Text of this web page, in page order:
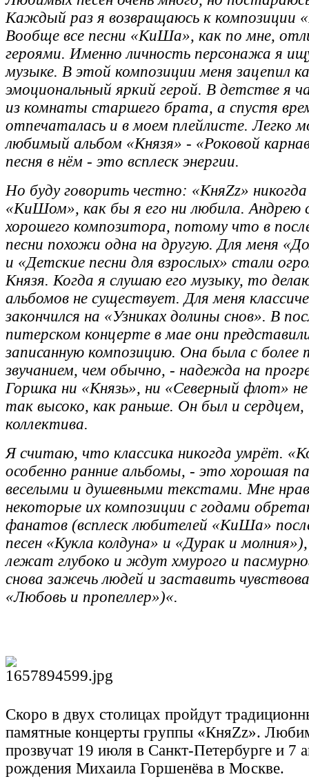
Каждый раз я возвращаюсь к композиции
Вообще все песни «КиШа», как по мне,
героями. Именно личность персонажа я
музыке. В этой композиции меня зацепил
эмоциональный яркий герой. В детстве я
из комнаты старшего брата, а спустя
отпечаталась и в моем плейлисте. Легко
любимый альбом «Князя» - «Роковой
песня в нём - это всплеск энергии.
Но буду говорить честно: «КняZz»
«КиШом», как бы я его ни любила. Андрею
хорошего композитора, потому что в
песни похожи одна на другую. Для меня
и «Детские песни для взрослых» стали
Князя. Когда я слушаю его музыку, то
альбомов не существует. Для меня
закончился на «Узниках долины снов». В
питерском концерте в мае они
записанную композицию. Она была с
звучанием, чем обычно, - надежда на
Горшка ни «Князь», ни «Северный флот»
так высоко, как раньше. Он был и сердцем,
коллектива.
Я считаю, что классика никогда умрёт.
особенно ранние альбомы, - это хорошая
веселыми и душевными текстами. Мне
некоторые их композиции с годами
фанатов (всплеск любителей «КиШа»
песен «Кукла колдуна» и «Дурак и
лежат глубоко и ждут хмурого и
снова зажечь людей и заставить
«Любовь и пропеллер»)«.
Скоро в двух столицах пройдут
памятные концерты группы «КняZz».
прозвучат 19 июля в Санкт-Петербурге и 7
рождения Михаила Горшенëва в Москве.